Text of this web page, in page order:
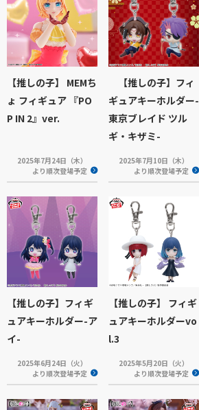
【推しの子】 MEMち
ょ フィギュア 『PO
P IN 2』ver.
2025年7月24日（木）
より順次登場予定
【推しの子】フィ
ギュアキーホルダー-
東京ブレイド ツル
ギ・キザミ-
2025年7月10日（木）
より順次登場予定
【推しの子】フィギ
ュアキーホルダー-ア
イ-
2025年6月24日（火）
より順次登場予定
【推しの子】 フィギ
ュアキーホルダーvo
l.3
2025年5月20日（火）
より順次登場予定